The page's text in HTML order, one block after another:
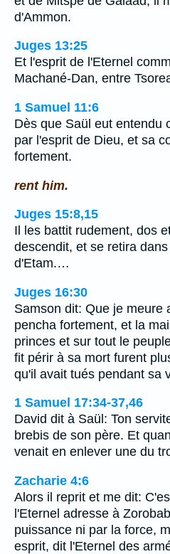
d'Ammon.
Juges 13:25
Et l'esprit de l'Eternel
Machané-Dan, entre
1 Samuel 11:6
Dès que Saül eut entendu
par l'esprit de Dieu, et sa
fortement.
rent him.
Juges 15:8,15
Il les battit rudement, dos
descendit, et se retira
d'Etam.…
Juges 16:30
Samson dit: Que je meure
pencha fortement, et la
princes et sur tout le
fit périr à sa mort furent
qu'il avait tués pendant sa
1 Samuel 17:34-37,46
David dit à Saül: Ton
brebis de son père. Et
venait en enlever une du
Zacharie 4:6
Alors il reprit et me dit:
l'Eternel adresse à
puissance ni par la force,
esprit, dit l'Eternel des